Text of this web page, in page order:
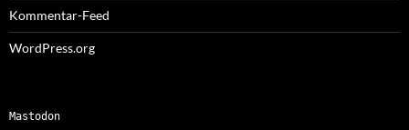
Kommentar-Feed
WordPress.org
Mastodon